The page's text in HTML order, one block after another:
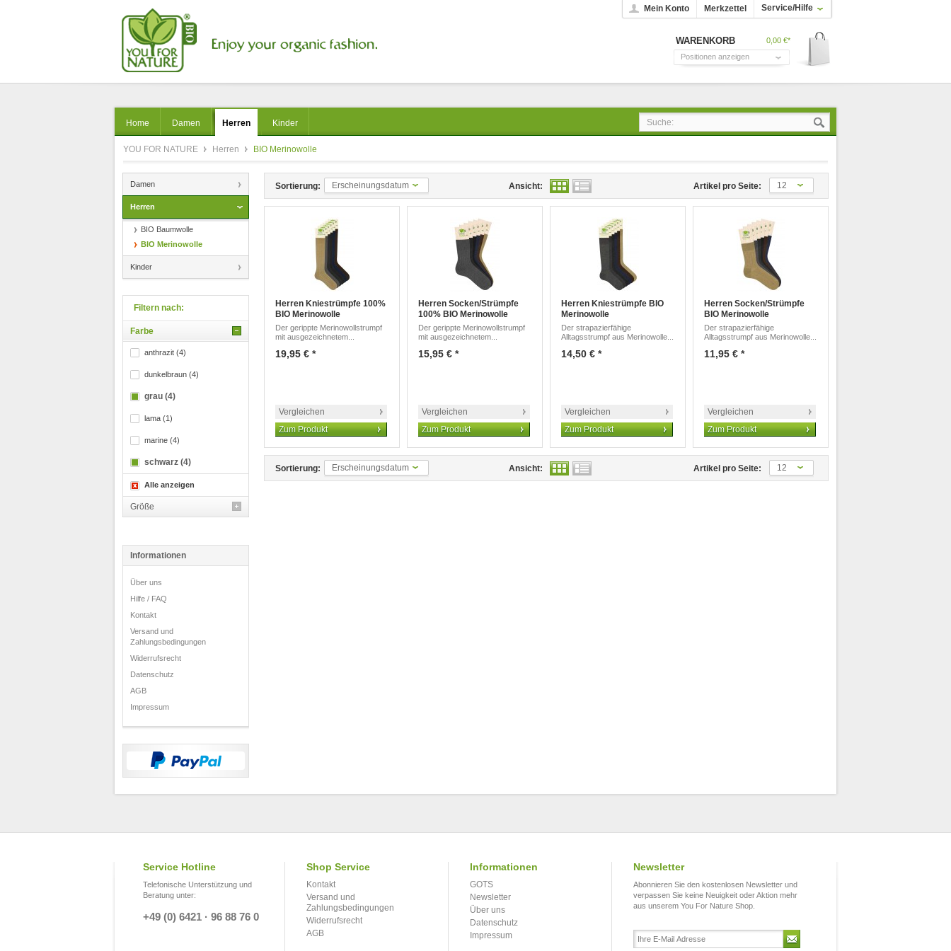
Mein Konto Merkzettel Service/Hilfe
WARENKORB
0,00 €*
Positionen anzeigen
Home Damen Herren Kinder
YOU FOR NATURE Herren BIO Merinowolle
Damen
Herren
BIO Baumwolle
BIO Merinowolle
Kinder
Filtern nach:
Farbe
anthrazit (4)
dunkelbraun (4)
grau (4)
lama (1)
marine (4)
schwarz (4)
Alle anzeigen
Größe
Informationen
Über uns
Hilfe / FAQ
Kontakt
Versand und
Zahlungsbedingungen
Widerrufsrecht
Datenschutz
AGB
Impressum
Sortierung: Erscheinungsdatum Artikel pro Seite: 12
Ansicht:
Herren Kniestrümpfe 100%
BIO Merinowolle
Der gerippte Merinowollstrumpf
mit ausgezeichnetem...
19,95 € *
Vergleichen
Zum Produkt
Herren Socken/Strümpfe
100% BIO Merinowolle
Der gerippte Merinowollstrumpf
mit ausgezeichnetem...
15,95 € *
Vergleichen
Zum Produkt
Herren Kniestrümpfe BIO
Merinowolle
Der strapazierfähige
Alltagsstrumpf aus Merinowolle...
14,50 € *
Vergleichen
Zum Produkt
Herren Socken/Strümpfe
BIO Merinowolle
Der strapazierfähige
Alltagsstrumpf aus Merinowolle...
11,95 € *
Vergleichen
Zum Produkt
Sortierung: Erscheinungsdatum Artikel pro Seite: 12
Ansicht:
Service Hotline
Telefonische Unterstützung und
Beratung unter:
+49 (0) 6421 · 96 88 76 0
Shop Service
Kontakt
Versand und
Zahlungsbedingungen
Widerrufsrecht
AGB
Informationen
GOTS
Newsletter
Über uns
Datenschutz
Impressum
Newsletter
Abonnieren Sie den kostenlosen Newsletter und
verpassen Sie keine Neuigkeit oder Aktion mehr
aus unserem You For Nature Shop.